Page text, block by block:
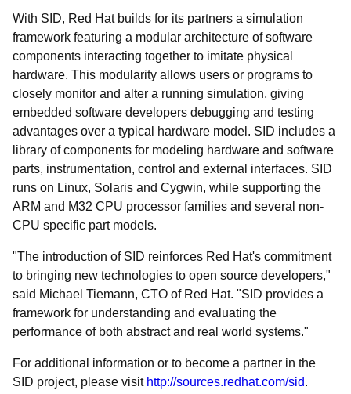
With SID, Red Hat builds for its partners a simulation
framework featuring a modular architecture of software
components interacting together to imitate physical
hardware. This modularity allows users or programs to
closely monitor and alter a running simulation, giving
embedded software developers debugging and testing
advantages over a typical hardware model. SID includes a
library of components for modeling hardware and software
parts, instrumentation, control and external interfaces. SID
runs on Linux, Solaris and Cygwin, while supporting the
ARM and M32 CPU processor families and several non-
CPU specific part models.
"The introduction of SID reinforces Red Hat's commitment
to bringing new technologies to open source developers,"
said Michael Tiemann, CTO of Red Hat. "SID provides a
framework for understanding and evaluating the
performance of both abstract and real world systems."
For additional information or to become a partner in the
SID project, please visit http://sources.redhat.com/sid.